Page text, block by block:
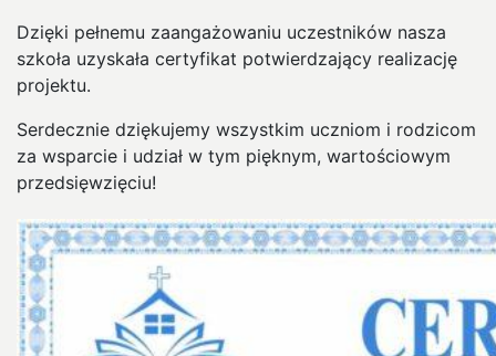
Dzięki pełnemu zaangażowaniu uczestników nasza
szkoła uzyskała certyfikat potwierdzający realizację
projektu.
Serdecznie dziękujemy wszystkim uczniom i rodzicom
za wsparcie i udział w tym pięknym, wartościowym
przedsięwzięciu!